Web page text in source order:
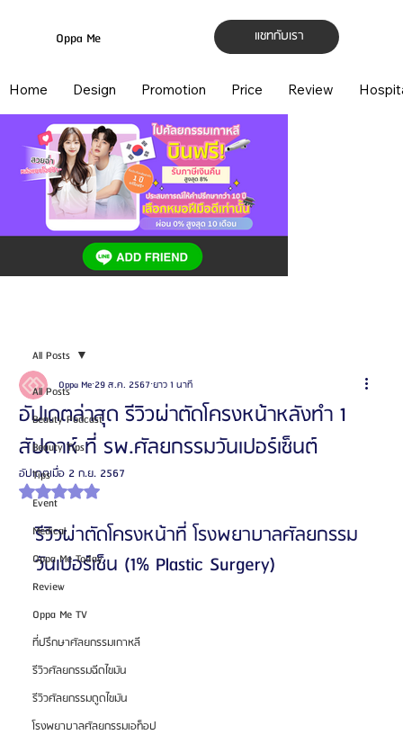
แชทกับเรา
Oppa Me
Home Design Promotion Price Review
All Posts
Beauty Podcast
Beauty Tips
Tips
Event
Medical
Oppa Me Today
Review
Oppa Me TV
ที่ปรึกษาศัลยกรรมเกาหลี
รีวิวศัลยกรรมฉีดไขมัน
รีวิวศัลยกรรมดูดไขมัน
โรงพยาบาลศัลยกรรมเอท็อป
All Posts
อัปเดตล่าสุด รีวิวผ่าตัดโครงหน้าหลังทำ 1
สัปดาห์ ที่ รพ.ศัลยกรรมวันเปอร์เซ็นต์
Oppa Me29 ส.ค. 2567 ยาว 1 นาที
อัปเดตเมื่อ 2 ก.ย. 2567
ได้รับ NaN เต็ม 5 ดาว
รีวิวผ่าตัดโครงหน้าที่ โรงพยาบาลศัลยกรรม
วันเปอร์เซ็น (1% Plastic Surgery)